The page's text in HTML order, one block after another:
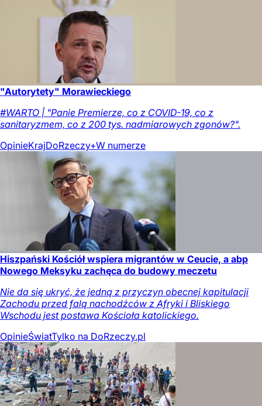
"Autorytety" Morawieckiego
#WARTO | "Panie Premierze, co z COVID-19, co z
sanitaryzmem, co z 200 tys. nadmiarowych zgonów?".
OpinieKrajDoRzeczy+W numerze
Hiszpański Kościół wspiera migrantów w Ceucie, a abp
Nowego Meksyku zachęca do budowy meczetu
Nie da się ukryć, że jedną z przyczyn obecnej kapitulacji
Zachodu przed falą nachodźców z Afryki i Bliskiego
Wschodu jest postawa Kościoła katolickiego.
OpinieŚwiatTylko na DoRzeczy.pl